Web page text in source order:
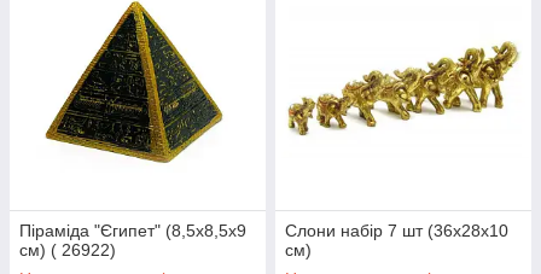
Піраміда "Єгипет" (8,5х8,5х9
см) ( 26922)
Слони набір 7 шт (36х28х10
см)